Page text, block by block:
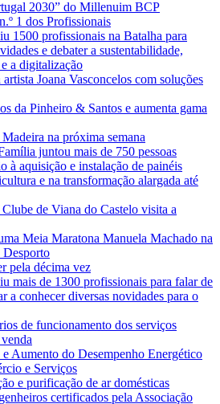
2030” do Millenuim BCP
1 dos Profissionais
1500 profissionais na Batalha para
e debater a sustentabilidade,
a digitalização
Joana Vasconcelos com soluções
da Pinheiro & Santos e aumenta gama
na próxima semana
juntou mais de 750 pessoas
à aquisição e instalação de painéis
e na transformação alargada até
de Viana do Castelo visita a
Meia Maratona Manuela Machado na
Desporto
pela décima vez
mais de 1300 profissionais para falar de
a conhecer diversas novidades para o
de funcionamento dos serviços
Aumento do Desempenho Energético
e Serviços
e purificação de ar domésticas
certificados pela Associação